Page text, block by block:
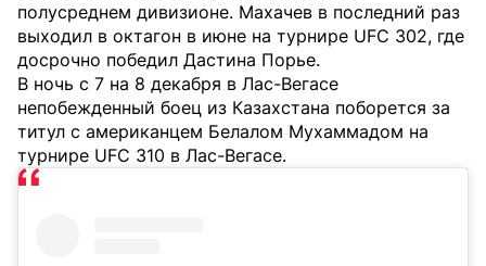
полусреднем дивизионе. Махачев в последний раз
выходил в октагон в июне на турнире UFC 302, где
досрочно победил Дастина Порье.
В ночь с 7 на 8 декабря в Лас-Вегасе
непобежденный боец из Казахстана поборется за
титул с американцем Белалом Мухаммадом на
турнире UFC 310 в Лас-Вегасе.